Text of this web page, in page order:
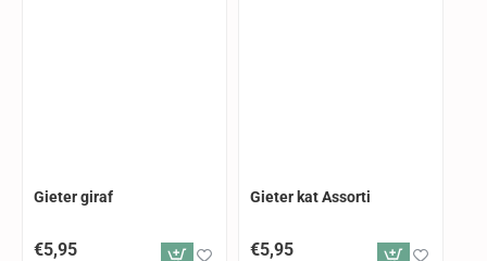
Gieter giraf
€5,95
Gieter kat Assorti
€5,95